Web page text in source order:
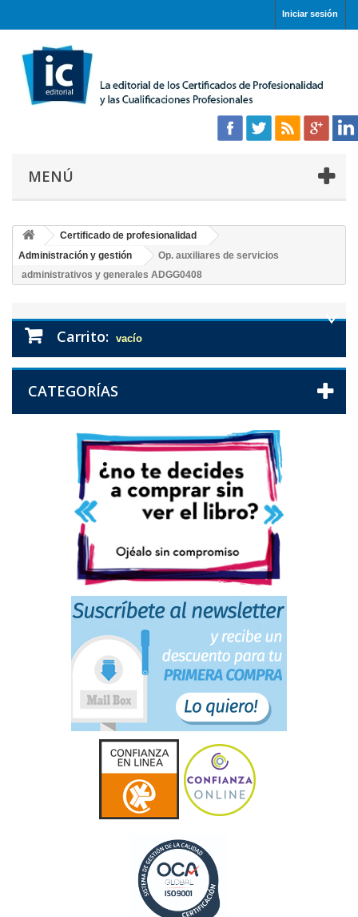
Iniciar sesión
MENÚ
Certificado de profesionalidad
Administración y gestión
Op. auxiliares de servicios
administrativos y generales ADGG0408
Carrito: vacío
CATEGORÍAS